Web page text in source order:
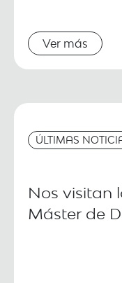
Ver más
ÚLTIMAS
Nos visitan
Máster de